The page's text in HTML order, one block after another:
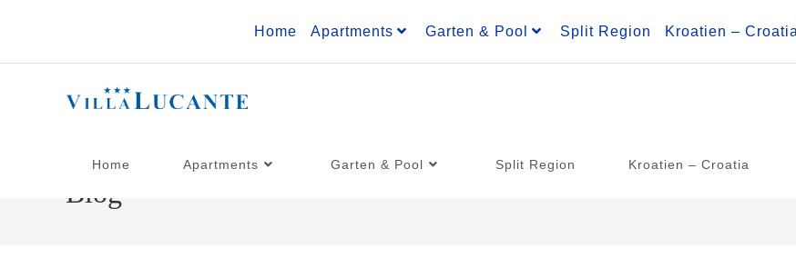
Home Apartments Garten & Pool Split Region Kroatien – Croatia
Home Apartments Garten & Pool Split Region Kroatien – Croatia
Blog